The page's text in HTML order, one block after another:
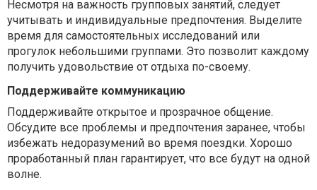
Несмотря на важность групповых занятий, следует
учитывать и индивидуальные предпочтения. Выделите
время для самостоятельных исследований или
прогулок небольшими группами. Это позволит каждому
получить удовольствие от отдыха по-своему.
Поддерживайте коммуникацию
Поддерживайте открытое и прозрачное общение.
Обсудите все проблемы и предпочтения заранее, чтобы
избежать недоразумений во время поездки. Хорошо
проработанный план гарантирует, что все будут на одной
волне.